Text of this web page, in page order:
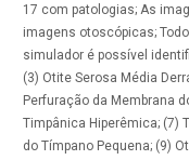
17 com patologias; As
imagens otoscópicas;
simulador é possível
(3) Otite Serosa Média
Perfuração da Membrana
Timpânica Hiperêmica; (7)
do Tímpano Pequena; (9)